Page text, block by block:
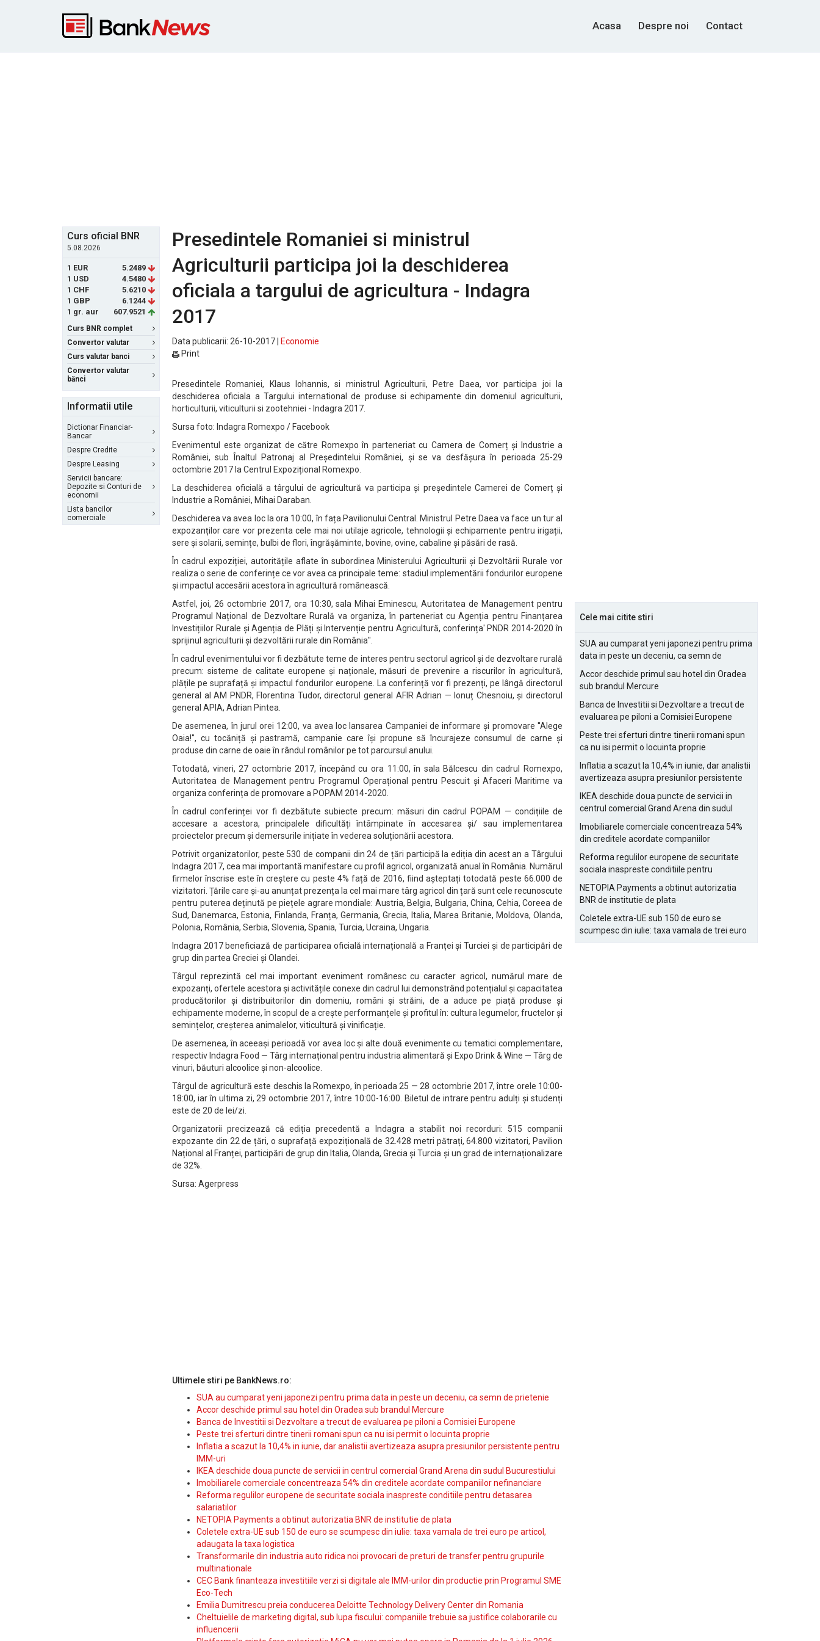
Acasa Despre noi Contact
Curs oficial BNR
5.08.2026
1 EUR
5.2489
1 USD
4.5480
1 CHF
5.6210
1 GBP
6.1244
1 gr. aur
607.9521
Curs BNR complet
Convertor valutar
Curs valutar banci
Convertor valutar
bănci
Informatii utile
Dictionar Financiar-
Bancar
Despre Credite
Despre Leasing
Servicii bancare:
Depozite si Conturi de
economii
Lista bancilor
comerciale
Presedintele Romaniei si ministrul
Agriculturii participa joi la deschiderea
oficiala a targului de agricultura - Indagra
2017
Data publicarii: 26-10-2017 |
Economie
Print
Presedintele Romaniei, Klaus Iohannis, si ministrul Agriculturii, Petre Daea, vor participa joi la
deschiderea oficiala a Targului international de produse si echipamente din domeniul agriculturii,
horticulturii, viticulturii si zootehniei - Indagra 2017.
Sursa foto: Indagra Romexpo / Facebook
Evenimentul este organizat de către Romexpo în parteneriat cu Camera de Comerț și Industrie a
României, sub Înaltul Patronaj al Președintelui României, și se va desfășura în perioada 25-29
octombrie 2017 la Centrul Expozițional Romexpo.
La deschiderea oficială a târgului de agricultură va participa și președintele Camerei de Comerț și
Industrie a României, Mihai Daraban.
Deschiderea va avea loc la ora 10:00, în fața Pavilionului Central. Ministrul Petre Daea va face un tur al
expozanților care vor prezenta cele mai noi utilaje agricole, tehnologii și echipamente pentru irigații,
sere și solarii, semințe, bulbi de flori, îngrășăminte, bovine, ovine, cabaline și păsări de rasă.
În cadrul expoziției, autoritățile aflate în subordinea Ministerului Agriculturii și Dezvoltării Rurale vor
realiza o serie de conferințe ce vor avea ca principale teme: stadiul implementării fondurilor europene
și impactul accesării acestora în agricultură românească.
Astfel, joi, 26 octombrie 2017, ora 10:30, sala Mihai Eminescu, Autoritatea de Management pentru
Programul Național de Dezvoltare Rurală va organiza, în parteneriat cu Agenția pentru Finanțarea
Investițiilor Rurale și Agenția de Plăți și Intervenție pentru Agricultură, conferința' PNDR 2014-2020 în
sprijinul agriculturii și dezvoltării rurale din România".
În cadrul evenimentului vor fi dezbătute teme de interes pentru sectorul agricol și de dezvoltare rurală
precum: sisteme de calitate europene și naționale, măsuri de prevenire a riscurilor în agricultură,
plățile pe suprafață și impactul fondurilor europene. La conferință vor fi prezenți, pe lângă directorul
general al AM PNDR, Florentina Tudor, directorul general AFIR Adrian — Ionuț Chesnoiu, și directorul
general APIA, Adrian Pintea.
De asemenea, în jurul orei 12:00, va avea loc lansarea Campaniei de informare și promovare ''Alege
Oaia!'', cu tocăniță și pastramă, campanie care își propune să încurajeze consumul de carne și
produse din carne de oaie în rândul românilor pe tot parcursul anului.
Totodată, vineri, 27 octombrie 2017, începând cu ora 11:00, în sala Bălcescu din cadrul Romexpo,
Autoritatea de Management pentru Programul Operațional pentru Pescuit și Afaceri Maritime va
organiza conferința de promovare a POPAM 2014-2020.
În cadrul conferinței vor fi dezbătute subiecte precum: măsuri din cadrul POPAM — condițiile de
accesare a acestora, principalele dificultăți întâmpinate în accesarea și/ sau implementarea
proiectelor precum și demersurile inițiate în vederea soluționării acestora.
Potrivit organizatorilor, peste 530 de companii din 24 de țări participă la ediția din acest an a Târgului
Indagra 2017, cea mai importantă manifestare cu profil agricol, organizată anual în România. Numărul
firmelor înscrise este în creștere cu peste 4% față de 2016, fiind așteptați totodată peste 66.000 de
vizitatori. Țările care și-au anunțat prezența la cel mai mare târg agricol din țară sunt cele recunoscute
pentru puterea deținută pe piețele agrare mondiale: Austria, Belgia, Bulgaria, China, Cehia, Coreea de
Sud, Danemarca, Estonia, Finlanda, Franța, Germania, Grecia, Italia, Marea Britanie, Moldova, Olanda,
Polonia, România, Serbia, Slovenia, Spania, Turcia, Ucraina, Ungaria.
Indagra 2017 beneficiază de participarea oficială internațională a Franței și Turciei și de participări de
grup din partea Greciei și Olandei.
Târgul reprezintă cel mai important eveniment românesc cu caracter agricol, numărul mare de
expozanți, ofertele acestora și activitățile conexe din cadrul lui demonstrând potențialul și capacitatea
producătorilor și distribuitorilor din domeniu, români și străini, de a aduce pe piață produse și
echipamente moderne, în scopul de a crește performanțele și profitul în: cultura legumelor, fructelor și
semințelor, creșterea animalelor, viticultură și vinificație.
De asemenea, în aceeași perioadă vor avea loc și alte două evenimente cu tematici complementare,
respectiv Indagra Food — Târg internațional pentru industria alimentară și Expo Drink & Wine — Târg de
vinuri, băuturi alcoolice și non-alcoolice.
Târgul de agricultură este deschis la Romexpo, în perioada 25 — 28 octombrie 2017, între orele 10:00-
18:00, iar în ultima zi, 29 octombrie 2017, între 10:00-16:00. Biletul de intrare pentru adulți și studenți
este de 20 de lei/zi.
Organizatorii precizează că ediția precedentă a Indagra a stabilit noi recorduri: 515 companii
expozante din 22 de țări, o suprafață expozițională de 32.428 metri pătrați, 64.800 vizitatori, Pavilion
Național al Franței, participări de grup din Italia, Olanda, Grecia și Turcia și un grad de internaționalizare
de 32%.
Sursa: Agerpress
Ultimele stiri pe BankNews.ro:
SUA au cumparat yeni japonezi pentru prima data in peste un deceniu, ca semn de prietenie
Accor deschide primul sau hotel din Oradea sub brandul Mercure
Banca de Investitii si Dezvoltare a trecut de evaluarea pe piloni a Comisiei Europene
Peste trei sferturi dintre tinerii romani spun ca nu isi permit o locuinta proprie
Inflatia a scazut la 10,4% in iunie, dar analistii avertizeaza asupra presiunilor persistente pentru
IMM-uri
IKEA deschide doua puncte de servicii in centrul comercial Grand Arena din sudul Bucurestiului
Imobiliarele comerciale concentreaza 54% din creditele acordate companiilor nefinanciare
Reforma regulilor europene de securitate sociala inaspreste conditiile pentru detasarea
salariatilor
NETOPIA Payments a obtinut autorizatia BNR de institutie de plata
Coletele extra-UE sub 150 de euro se scumpesc din iulie: taxa vamala de trei euro pe articol,
adaugata la taxa logistica
Transformarile din industria auto ridica noi provocari de preturi de transfer pentru grupurile
multinationale
CEC Bank finanteaza investitiile verzi si digitale ale IMM-urilor din productie prin Programul SME
Eco-Tech
Emilia Dumitrescu preia conducerea Deloitte Technology Delivery Center din Romania
Cheltuielile de marketing digital, sub lupa fiscului: companiile trebuie sa justifice colaborarile cu
influencerii
Cele mai citite stiri
SUA au cumparat yeni japonezi pentru prima
data in peste un deceniu, ca semn de
Accor deschide primul sau hotel din Oradea
sub brandul Mercure
Banca de Investitii si Dezvoltare a trecut de
evaluarea pe piloni a Comisiei Europene
Peste trei sferturi dintre tinerii romani spun
ca nu isi permit o locuinta proprie
Inflatia a scazut la 10,4% in iunie, dar analistii
avertizeaza asupra presiunilor persistente
IKEA deschide doua puncte de servicii in
centrul comercial Grand Arena din sudul
Imobiliarele comerciale concentreaza 54%
din creditele acordate companiilor
Reforma regulilor europene de securitate
sociala inaspreste conditiile pentru
NETOPIA Payments a obtinut autorizatia
BNR de institutie de plata
Coletele extra-UE sub 150 de euro se
scumpesc din iulie: taxa vamala de trei euro
pe articol, adaugata la taxa logistica